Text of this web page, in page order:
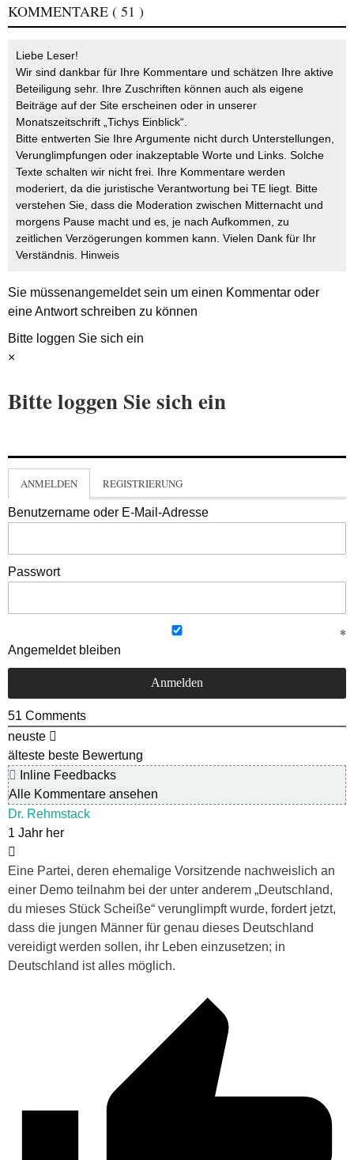
KOMMENTARE ( 51 )
Liebe Leser!
Wir sind dankbar für Ihre Kommentare und schätzen Ihre aktive
Beteiligung sehr. Ihre Zuschriften können auch als eigene
Beiträge auf der Site erscheinen oder in unserer
Monatszeitschrift „Tichys Einblick“.
Bitte entwerten Sie Ihre Argumente nicht durch Unterstellungen,
Verunglimpfungen oder inakzeptable Worte und Links. Solche
Texte schalten wir nicht frei. Ihre Kommentare werden
moderiert, da die juristische Verantwortung bei TE liegt. Bitte
verstehen Sie, dass die Moderation zwischen Mitternacht und
morgens Pause macht und es, je nach Aufkommen, zu
zeitlichen Verzögerungen kommen kann. Vielen Dank für Ihr
Verständnis. Hinweis
Sie müssenangemeldetsein um einen Kommentar oder
eine Antwort schreiben zu können
Bitte loggen Sie sich ein
×
Bitte loggen Sie sich ein
ANMELDEN REGISTRIERUNG
Benutzername oder E-Mail-Adresse
Passwort
Angemeldet bleiben
51 Comments
neuste
älteste beste Bewertung
Inline Feedbacks
Alle Kommentare ansehen
Dr. Rehmstack
1 Jahr her
Eine Partei, deren ehemalige Vorsitzende nachweislich an
einer Demo teilnahm bei der unter anderem „Deutschland,
du mieses Stück Scheiße“ verunglimpft wurde, fordert jetzt,
dass die jungen Männer für genau dieses Deutschland
vereidigt werden sollen, ihr Leben einzusetzen; in
Deutschland ist alles möglich.